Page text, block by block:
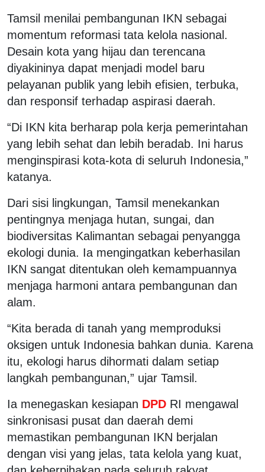
Tamsil menilai pembangunan IKN sebagai
momentum reformasi tata kelola nasional.
Desain kota yang hijau dan terencana
diyakininya dapat menjadi model baru
pelayanan publik yang lebih efisien, terbuka,
dan responsif terhadap aspirasi daerah.
“Di IKN kita berharap pola kerja pemerintahan
yang lebih sehat dan lebih beradab. Ini harus
menginspirasi kota-kota di seluruh Indonesia,”
katanya.
Dari sisi lingkungan, Tamsil menekankan
pentingnya menjaga hutan, sungai, dan
biodiversitas Kalimantan sebagai penyangga
ekologi dunia. Ia mengingatkan keberhasilan
IKN sangat ditentukan oleh kemampuannya
menjaga harmoni antara pembangunan dan
alam.
“Kita berada di tanah yang memproduksi
oksigen untuk Indonesia bahkan dunia. Karena
itu, ekologi harus dihormati dalam setiap
langkah pembangunan,” ujar Tamsil.
Ia menegaskan kesiapan DPD RI mengawal
sinkronisasi pusat dan daerah demi
memastikan pembangunan IKN berjalan
dengan visi yang jelas, tata kelola yang kuat,